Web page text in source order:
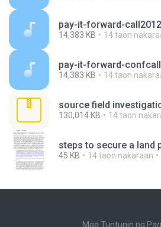
pay-it-forward-
14,383 KB 14 taon
pay-it-forward-
14,383 KB 14 taon
130,014 KB 14 taon
steps to secure a land
45 KB 14 taon nakaraan
Mga Tuntunin ng